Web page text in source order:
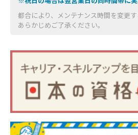
都合により、メンテナンス時間を変更す
あらかじめご了承ください。